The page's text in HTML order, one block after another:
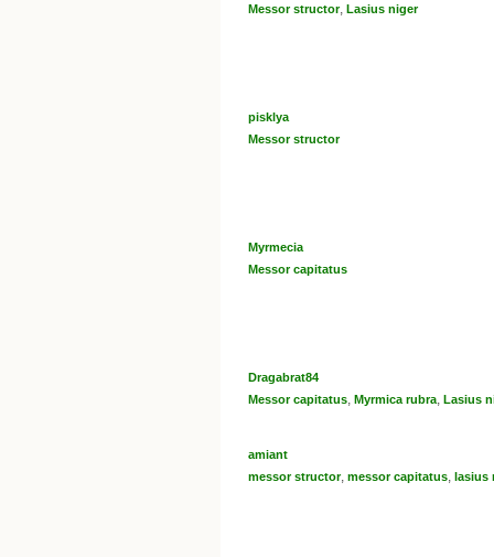
Messor structor, Lasius niger
pisklya
Messor structor
Myrmecia
Messor capitatus
Dragabrat84
Messor capitatus, Myrmica rubra, Lasius
amiant
messor structor, messor capitatus, lasius